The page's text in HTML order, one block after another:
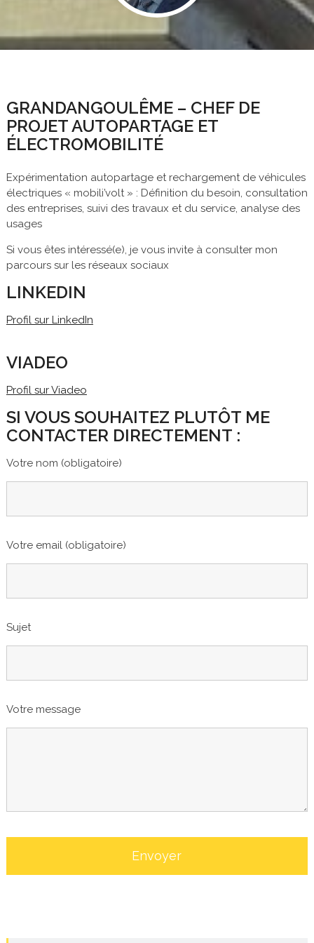
GRANDANGOULÊME – CHEF DE
PROJET AUTOPARTAGE ET
ÉLECTROMOBILITÉ
Expérimentation autopartage et rechargement de véhicules
électriques « mobili’volt » : Définition du besoin, consultation
des entreprises, suivi des travaux et du service, analyse des
usages
Si vous êtes intéressé(e), je vous invite à consulter mon
parcours sur les réseaux sociaux
LINKEDIN
Profil sur LinkedIn
VIADEO
Profil sur Viadeo
SI VOUS SOUHAITEZ PLUTÔT ME
CONTACTER DIRECTEMENT :
Votre nom (obligatoire)
Votre email (obligatoire)
Sujet
Votre message